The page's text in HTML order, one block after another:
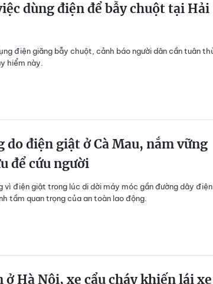
dùng điện để bẫy chuột tại Hải
điện giăng bẫy chuột, cảnh báo người dân cần tuân
hiểm này.
do điện giật ở Cà Mau, nắm vững
để cứu người
vì điện giật trong lúc di dời máy móc gần đường dây
tầm quan trọng của an toàn lao động.
ở Hà Nội, xe cẩu cháy khiến lái